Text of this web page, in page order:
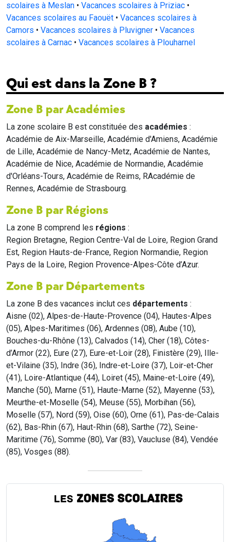
scolaires à Meslan • Vacances scolaires à Priziac •
Vacances scolaires au Faouët • Vacances scolaires à
Camors • Vacances scolaires à Pluvigner • Vacances
scolaires à Carnac • Vacances scolaires à Plouharnel
Qui est dans la Zone B ?
Zone B par Académies
La zone scolaire B est constituée des académies :
Académie de Aix-Marseille, Académie d'Amiens, Académie
de Lille, Académie de Nancy-Metz, Académie de Nantes,
Académie de Nice, Académie de Normandie, Académie
d'Orléans-Tours, Académie de Reims, RAcadémie de
Rennes, Académie de Strasbourg.
Zone B par Régions
La zone B comprend les régions :
Region Bretagne, Region Centre-Val de Loire, Region Grand
Est, Region Hauts-de-France, Region Normandie, Region
Pays de la Loire, Region Provence-Alpes-Côte d’Azur.
Zone B par Départements
La zone B des vacances inclut ces départements :
Aisne (02), Alpes-de-Haute-Provence (04), Hautes-Alpes
(05), Alpes-Maritimes (06), Ardennes (08), Aube (10),
Bouches-du-Rhône (13), Calvados (14), Cher (18), Côtes-
d’Armor (22), Eure (27), Eure-et-Loir (28), Finistère (29), Ille-
et-Vilaine (35), Indre (36), Indre-et-Loire (37), Loir-et-Cher
(41), Loire-Atlantique (44), Loiret (45), Maine-et-Loire (49),
Manche (50), Marne (51), Haute-Marne (52), Mayenne (53),
Meurthe-et-Moselle (54), Meuse (55), Morbihan (56),
Moselle (57), Nord (59), Oise (60), Orne (61), Pas-de-Calais
(62), Bas-Rhin (67), Haut-Rhin (68), Sarthe (72), Seine-
Maritime (76), Somme (80), Var (83), Vaucluse (84), Vendée
(85), Vosges (88).